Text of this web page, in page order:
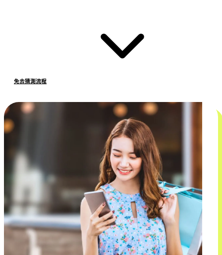
免去猜測流程